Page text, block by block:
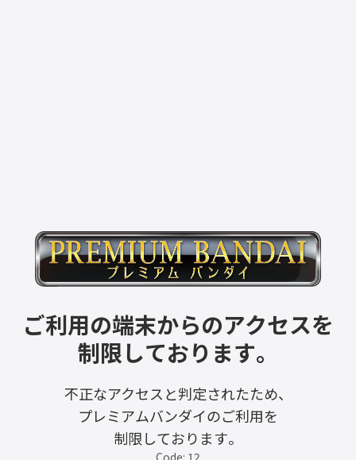
ご利用の端末からのアクセスを
制限しております。
不正なアクセスと判定されたため、
プレミアムバンダイのご利用を
制限しております。
Code: 12